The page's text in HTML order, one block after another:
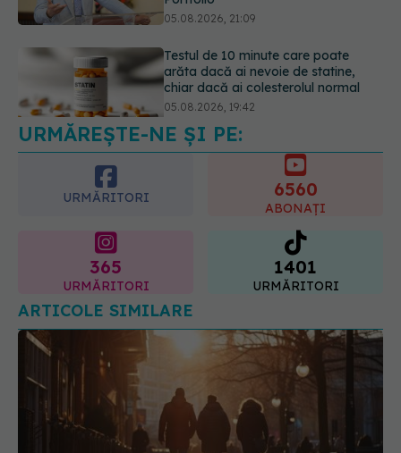
Pepenele roșu sau cel galben: care
crește glicemia mai repede.
Răspunsul unui medic diabetolog
06.08.2026, 09:36
URMĂREȘTE-NE ȘI PE:
URMĂRITORI 6560
ABONAȚI
365
URMĂRITORI
1401
URMĂRITORI
ARTICOLE SIMILARE